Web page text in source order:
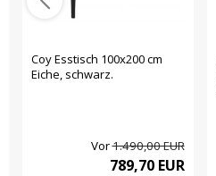
Coy Esstisch 100x200 cm
Eiche, schwarz.
Vor1.490,00 EUR
789,70 EUR